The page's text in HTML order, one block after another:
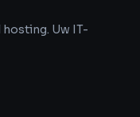
Uw IT-